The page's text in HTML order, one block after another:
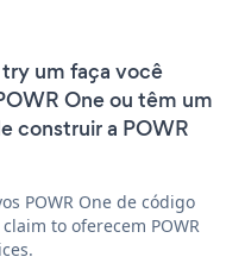
um faça você
One ou têm um
construir a POWR
POWR One de código
to oferecem POWR